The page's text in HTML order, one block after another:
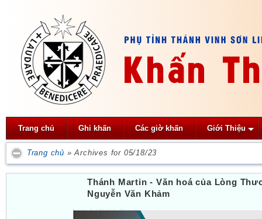
Trang chủ Ghi khấn Các giờ khấn Giới Thiệu
Trang chủ »Archives for 05/18/23
Thánh Martin - Văn hoá của Lòng
Nguyễn Văn Khảm